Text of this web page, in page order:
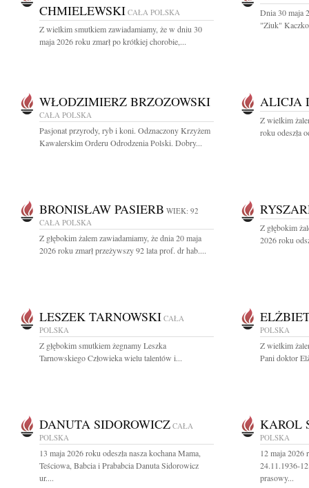
CHMIELEWSKI CAŁA POLSKA
Z wielkim smutkiem zawiadamiamy, że w dniu 30
maja 2026 roku zmarł po krótkiej chorobie,...
Dnia 30 maja
"Ziuk"
WŁODZIMIERZ BRZOZOWSKI
CAŁA POLSKA
Pasjonat przyrody, ryb i koni. Odznaczony Krzyżem
Kawalerskim Orderu Odrodzenia Polski. Dobry...
ALICJA
Z wielkim
roku odeszła
BRONISŁAW PASIERB WIEK: 92
CAŁA POLSKA
Z głębokim żalem zawiadamiamy, że dnia 20 maja
2026 roku zmarł przeżywszy 92 lata prof. dr hab....
Z głębokim
2026 roku
LESZEK TARNOWSKI CAŁA
POLSKA
Z głębokim smutkiem żegnamy Leszka
Tarnowskiego Człowieka wielu talentów i...
POLSKA
Z wielkim
Pani doktor
DANUTA SIDOROWICZ CAŁA
POLSKA
13 maja 2026 roku odeszła nasza kochana Mama,
Teściowa, Babcia i Prababcia Danuta Sidorowicz
ur....
KAROL
POLSKA
12 maja 2026
24.11.1936-
prasowy...